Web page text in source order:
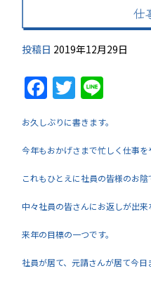
仕
投稿日 2019年12月29日
Facebook
Twitter
お久しぶりに書きます。
今年もおかげさまで忙しく仕事を
これもひとえに社員の皆様のお陰
中々社員の皆さんにお返しが出来
来年の目標の一つです。
社員が居て、元請さんが居て今日